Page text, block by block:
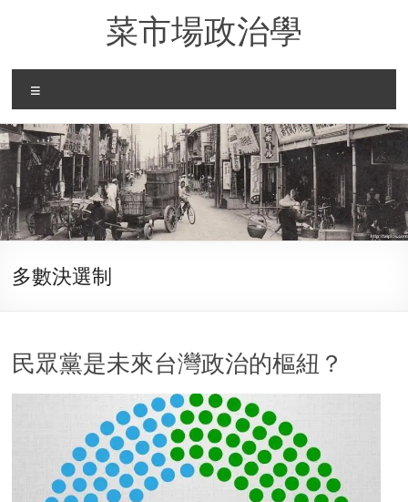
菜市場政治學
多數決選制
民眾黨是未來台灣政治的樞紐？